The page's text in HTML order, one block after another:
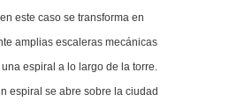
este caso se transforma en
amplias escaleras mecánicas
espiral a lo largo de la torre.
espiral se abre sobre la ciudad